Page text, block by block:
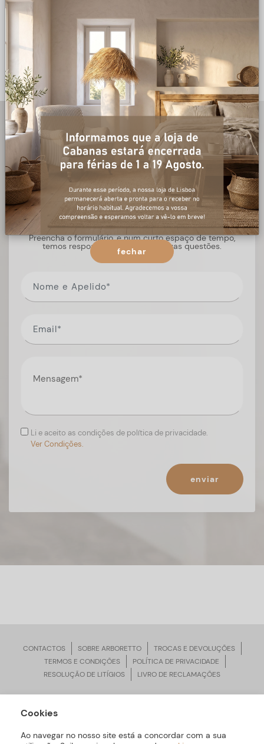
DESCRIÇÃO
+ informações
Preencha o formulário, e num curto espaço de tempo,
temos respostas para todas as suas questões.
Li e aceito as condições de política de privacidade.
Ver Condições.
enviar
CONTACTOS SOBRE ARBORETTO
TROCAS E DEVOLUÇÕES
TERMOS E CONDIÇÕES
POLÍTICA DE PRIVACIDADE
RESOLUÇÃO DE LITÍGIOS
LIVRO DE RECLAMAÇÕES
ARBORETTO © Todos os Direitos Reservados | Desenvolvido por
Cookies
Ao navegar no nosso site está a concordar com a sua
fechar